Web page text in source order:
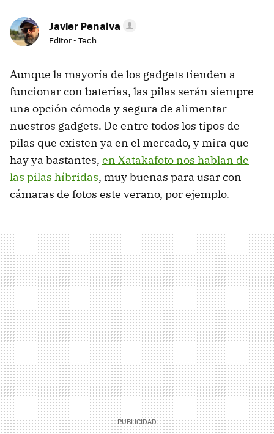
Javier Penalva
Editor - Tech
Aunque la mayoría de los gadgets tienden a
funcionar con baterías, las pilas serán siempre
una opción cómoda y segura de alimentar
nuestros gadgets. De entre todos los tipos de
pilas que existen ya en el mercado, y mira que
hay ya bastantes, en Xatakafoto nos hablan de
las pilas híbridas, muy buenas para usar con
cámaras de fotos este verano, por ejemplo.